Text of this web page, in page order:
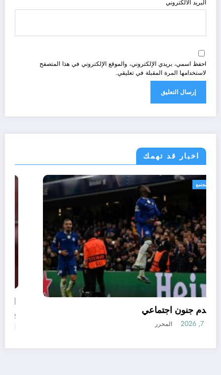
البريد الالكتروني
احفظ اسمي، بريدي الإلكتروني، والموقع الإلكتروني في هذا المتصفح
لاستخدامها المرة المقبلة في تعليقي.
اخبار قد تهمك
رياضة مجتمع
كرة القدم جنون اجتماعي
أغسطس 7, 2026